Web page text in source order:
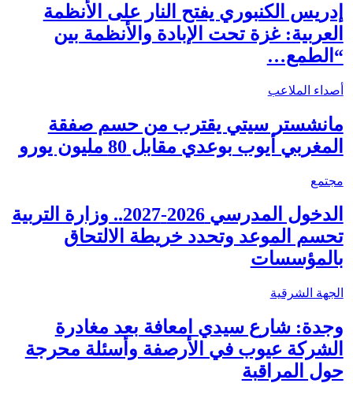
إدريس الكنبوري يفتح النار على الأنظمة
العربية: غزة تحت الإبادة والأنظمة بين
“الطمع…
أصداء الملاعب
مانشستر سيتي يقترب من حسم صفقة
المغربي أيوب بوعدي مقابل 80 مليون يورو
مجتمع
الدخول المدرسي 2026-2027.. وزارة التربية
تحسم الموعد وتحدد خريطة الالتحاق
بالمؤسسات
الجهة الشرقية
وجدة: شارع سيدي امعافة بعد مغادرة
الشركة عيوب في الأرصفة وأسئلة محرجة
حول المراقبة